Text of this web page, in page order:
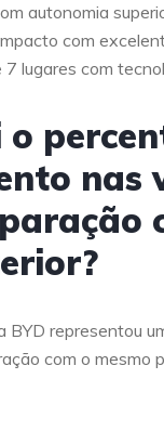
autonomia
com
lugares com
nas
BYD representou
com o mesmo